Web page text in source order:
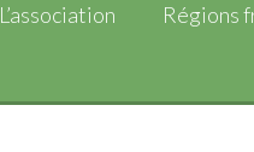
L’association Régions